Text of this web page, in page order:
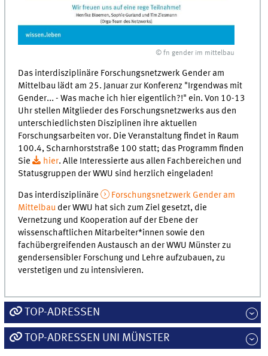
© fn gender im mittelbau
Das interdisziplinäre Forschungsnetzwerk Gender am
Mittelbau lädt am 25. Januar zur Konferenz "Irgendwas mit
Gender... - Was mache ich hier eigentlich?!" ein. Von 10-13
Uhr stellen Mitglieder des Forschungsnetzwerks aus den
unterschiedlichsten Disziplinen ihre aktuellen
Forschungsarbeiten vor. Die Veranstaltung findet in Raum
100.4, Scharnhorststraße 100 statt; das Programm finden
Sie
hier. Alle Interessierte aus allen Fachbereichen und
Statusgruppen der WWU sind herzlich eingeladen!
Das interdisziplinäre
Forschungsnetzwerk Gender am
Mittelbau der WWU hat sich zum Ziel gesetzt, die
Vernetzung und Kooperation auf der Ebene der
wissenschaftlichen Mitarbeiter*innen sowie den
fachübergreifenden Austausch an der WWU Münster zu
gendersensibler Forschung und Lehre aufzubauen, zu
verstetigen und zu intensivieren.
TOP-ADRESSEN
TOP-ADRESSEN UNI MÜNSTER